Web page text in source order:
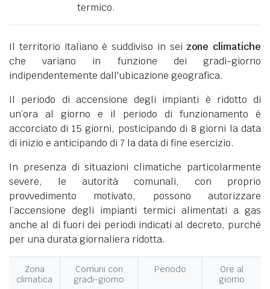
termico.
Il territorio italiano è suddiviso in sei zone climatiche
che variano in funzione dei gradi-giorno
indipendentemente dall'ubicazione geografica.
Il periodo di accensione degli impianti è ridotto di
un’ora al giorno e il periodo di funzionamento è
accorciato di 15 giorni, posticipando di 8 giorni la data
di inizio e anticipando di 7 la data di fine esercizio.
In presenza di situazioni climatiche particolarmente
severe, le autorità comunali, con proprio
provvedimento motivato, possono autorizzare
l’accensione degli impianti termici alimentati a gas
anche al di fuori dei periodi indicati al decreto, purché
per una durata giornaliera ridotta.
Zona
climatica
Comuni con
gradi-giorno
Periodo
Ore al
giorno